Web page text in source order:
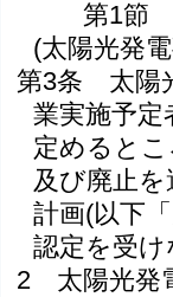
第1節
(太陽光発
第3条
太陽
業実施予定
定めると
及び廃止
計画(以下
認定を受
2
太陽光発